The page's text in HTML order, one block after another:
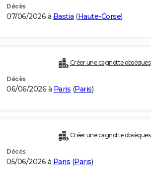
Décès
07/06/2026 à Bastia (Haute-Corse)
Créer une cagnotte obsèques
Décès
06/06/2026 à Paris (Paris)
Créer une cagnotte obsèques
Décès
05/06/2026 à Paris (Paris)